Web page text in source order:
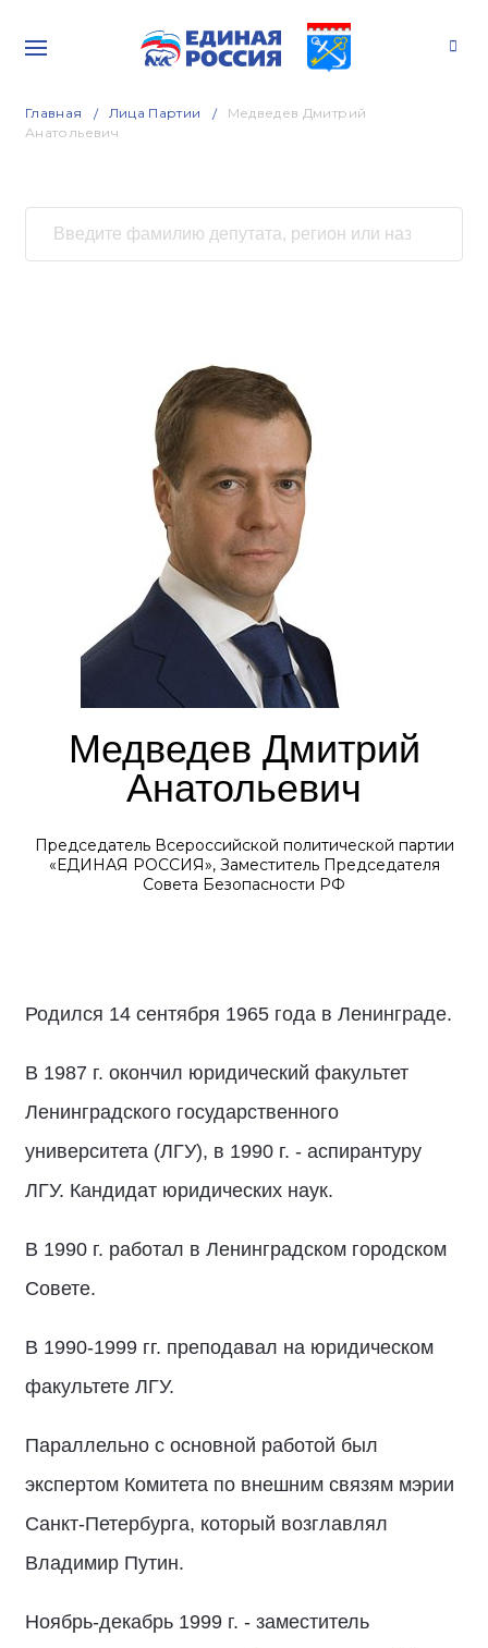
Главная Лица Партии
Медведев Дмитрий
Анатольевич
Медведев Дмитрий
Анатольевич
Председатель Всероссийской политической партии
«ЕДИНАЯ РОССИЯ», Заместитель Председателя
Совета Безопасности РФ
Родился 14 сентября 1965 года в Ленинграде.
В 1987 г. окончил юридический факультет
Ленинградского государственного
университета (ЛГУ), в 1990 г. - аспирантуру
ЛГУ. Кандидат юридических наук.
В 1990 г. работал в Ленинградском городском
Совете.
В 1990-1999 гг. преподавал на юридическом
факультете ЛГУ.
Параллельно с основной работой был
экспертом Комитета по внешним связям мэрии
Санкт-Петербурга, который возглавлял
Владимир Путин.
Ноябрь-декабрь 1999 г. - заместитель